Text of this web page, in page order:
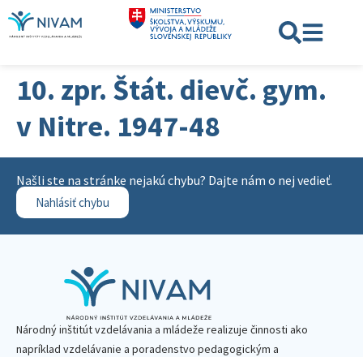
10. zpr. Štát. dievč. gym.
v Nitre. 1947-48
Našli ste na stránke nejakú chybu? Dajte nám o nej vedieť.
Nahlásiť chybu
Národný inštitút vzdelávania a mládeže realizuje činnosti ako
napríklad vzdelávanie a poradenstvo pedagogickým a